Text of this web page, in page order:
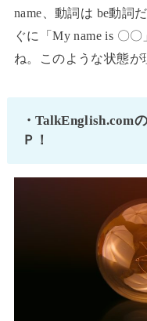
name、動詞は be動詞
ぐに「My name is 〇
ね。このような状態が
・TalkEnglish.com
Ｐ！